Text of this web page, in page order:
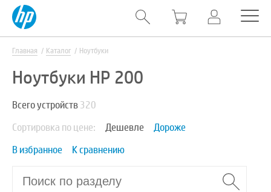
Главная Каталог Ноутбуки
Ноутбуки HP 200
Всего устройств320
Сортировка по цене:
Дешевле
Дороже
В избранное
К сравнению